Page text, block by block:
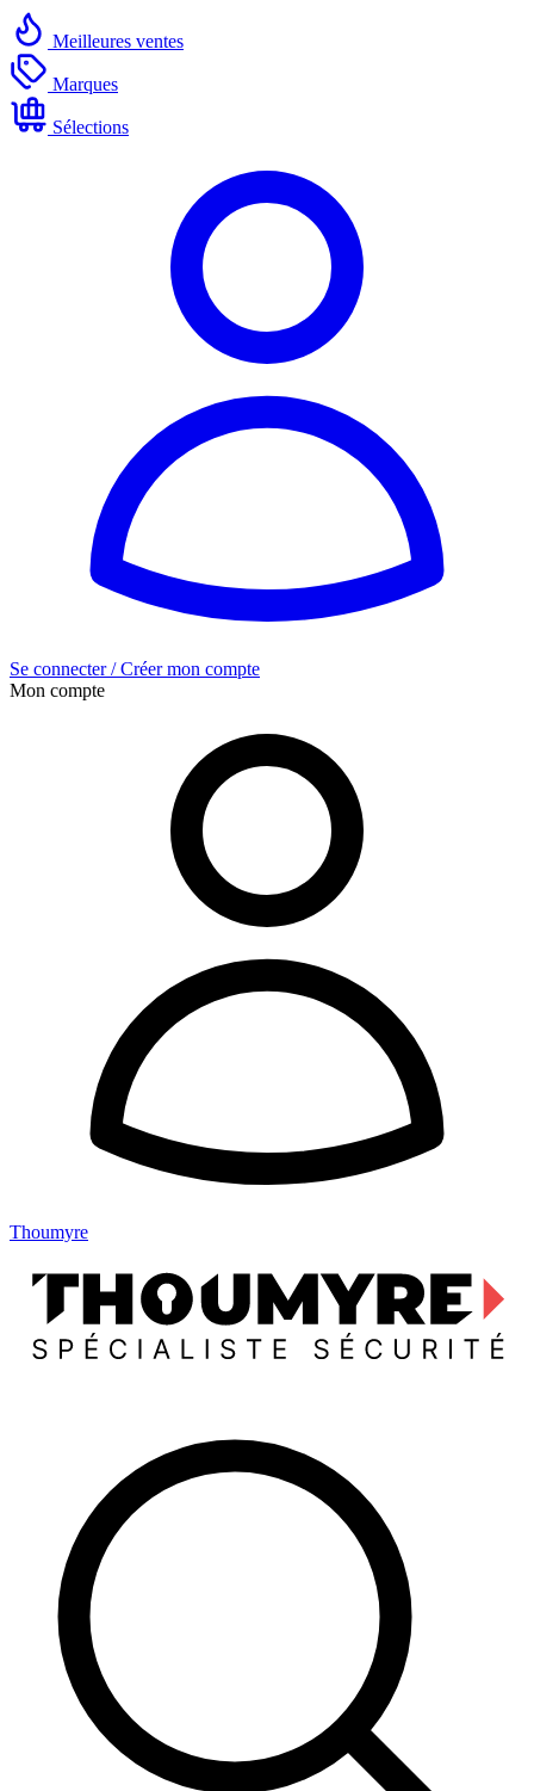
Meilleures ventes
Marques
Sélections
Se connecter / Créer mon compte
Mon compte
Thoumyre